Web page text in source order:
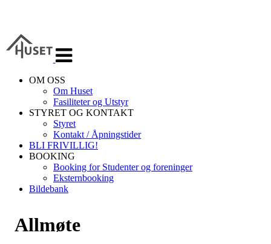
navigasjon
OM OSS
Om Huset
Fasiliteter og Utstyr
STYRET OG KONTAKT
Styret
Kontakt / Åpningstider
BLI FRIVILLIG!
BOOKING
Booking for Studenter og foreninger
Eksternbooking
Bildebank
Allmøte